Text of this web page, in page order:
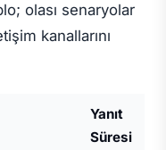
olası senaryolar
kanallarını
Yanıt
Süresi